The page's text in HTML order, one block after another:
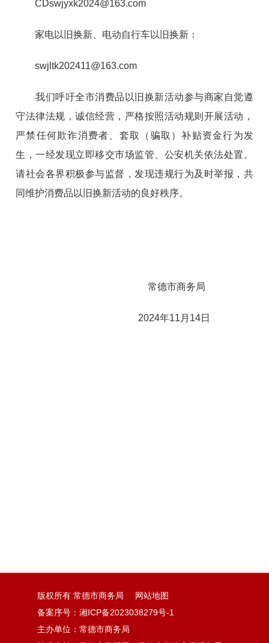
CDswjyxk2024@163.com
家电以旧换新、电动自行车以旧换新：
swjltk202411@163.com
我们呼吁全市消费品以旧换新活动参与商家自觉遵
守法律法规，诚信经营，严格按照活动规则开展活动，
严禁任何欺诈消费者、套取（骗取）补贴资金行为发
生，一经发现立即移交市场监管、公安机关依法处置。
请社会各界积极参与监督，发现违规行为及时举报，共
同维护消费品以旧换新活动的良好秩序。
常德市商务局
2024年11月14日
版权所有 常德市商务局
网站地图
备案序号： 湘ICP备2023038279号-1
主办单位：常德市商务局